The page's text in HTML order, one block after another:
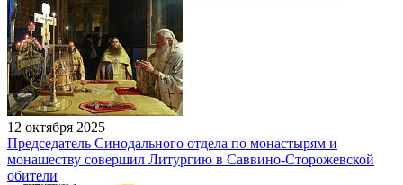
12 октября 2025
Председатель Синодального отдела по монастырям и
монашеству совершил Литургию в Саввино-Сторожевской
обители